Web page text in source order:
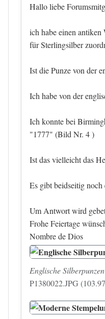
Hallo liebe
ich habe einen
für Sterlingsilber
Ist die Punze von der
Ich habe von der
Ich konnte bei
"1777" (Bild Nr. 4 )
Ist das vielleicht das
Es gibt beidseitig noch
Um Antwort wird
Frohe Feiertage
Nombre de Dios
Englische
P1380022.JPG